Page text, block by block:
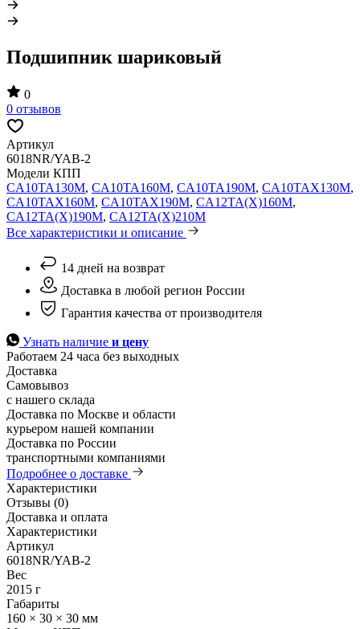
Подшипник шариковый
0
0 отзывов
Артикул
6018NR/YAB-2
Модели КПП
CA10TA130M, CA10TA160M, CA10TA190M, CA10TAX130M,
CA10TAX160M, CA10TAX190M, CA12TA(X)160M,
CA12TA(X)190M, CA12TA(X)210M
Все характеристики и описание
14 дней на возврат
Доставка в любой регион России
Гарантия качества от производителя
Узнать наличие и цену
Работаем 24 часа без выходных
Доставка
Самовывоз
с нашего склада
Доставка по Москве и области
курьером нашей компании
Доставка по России
транспортными компаниями
Подробнее о доставке
Характеристики
Отзывы (0)
Доставка и оплата
Характеристики
Артикул
6018NR/YAB-2
Вес
2015 г
Габариты
160 × 30 × 30 мм